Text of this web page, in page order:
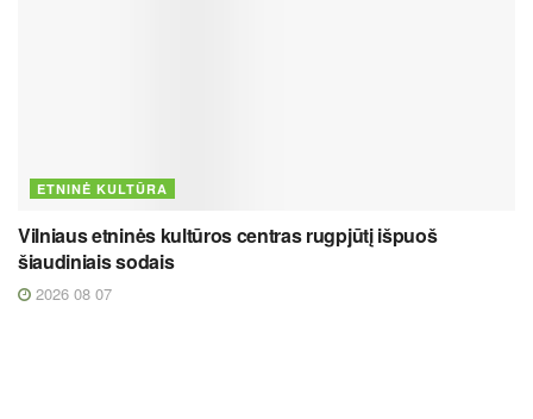
ETNINĖ KULTŪRA
Vilniaus etninės kultūros centras rugpjūtį išpuoš
šiaudiniais sodais
2026 08 07